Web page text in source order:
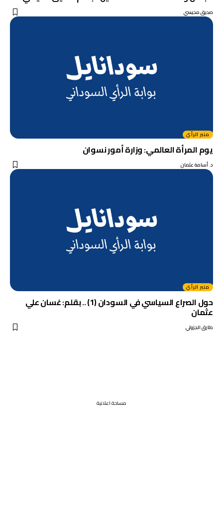
صديق محيسي
منبر الرأي
يوم المرأة العالمي: وزارة أمور نسوان
د. أسامة عثمان
منبر الرأي
حول الصراع السياسي في السودان (1) .. بقلم: غسان علي
عثمان
طارق الجزولي
مساحة اعلانية